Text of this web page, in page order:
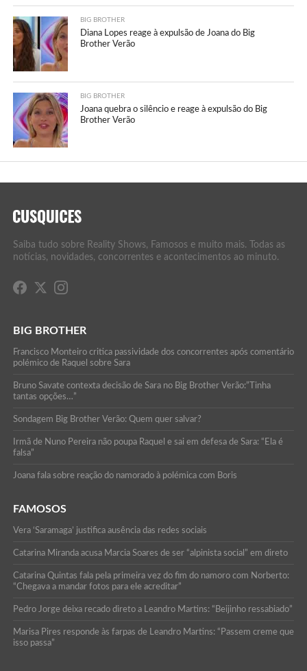
BIG BROTHER
Diana Lopes reage à expulsão de Joana do Big
Brother Verão
BIG BROTHER
Joana quebra o silêncio e reage à expulsão do Big
Brother Verão
Saiba tudo sobre Reality Shows, Famosos e muito mais. Todas as
notícias, novidades, concorrentes e acontecimentos ao minuto.
BIG BROTHER
Francisco Monteiro critica passividade dos concorrentes após comentário
polémico de Raquel sobre Sara
Bruno Savate contexta decisão de Sara no Big Brother Verão:”Tinha
tantas opções…”
Sondagem Big Brother Verão: Quem quer salvar?
Irmã de Nuno Pereira não poupa Raquel e sai em defesa de Sara: “Ela é
falsa”
Joana fala sobre reação do namorado à polémica com Boris
FAMOSOS
Vera ‘Saramaga’ justifica ausência das redes sociais
Catarina Miranda acusa Marcia Soares de ser “alpinista social” em direto
Catarina Quintas fala pela primeira vez do fim do namoro com Norberto:
“Chegava a mandar fotos para ele acreditar”
Pedro Jorge deixa recado direto a Leandro Martins: “Beijinho ressabiado”
Marisa Pires responde às farpas de Leandro Martins: “Passem creme que
isso passa”